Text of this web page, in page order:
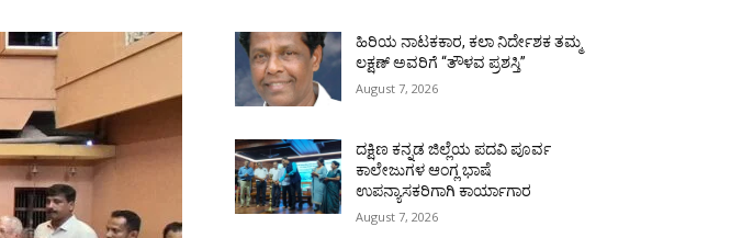
ಹಿರಿಯ ನಾಟಕಕಾರ, ಕಲಾ ನಿರ್ದೇಶಕ ತಮ್ಮ
ಲಕ್ಷಣ್ ಅವರಿಗೆ “ತೌಳವ ಪ್ರಶಸ್ತಿ”
August 7, 2026
ದಕ್ಷಿಣ ಕನ್ನಡ ಜಿಲ್ಲೆಯ ಪದವಿ ಪೂರ್ವ
ಕಾಲೇಜುಗಳ ಆಂಗ್ಲ ಭಾಷೆ
ಉಪನ್ಯಾಸಕರಿಗಾಗಿ ಕಾರ್ಯಾಗಾರ
August 7, 2026